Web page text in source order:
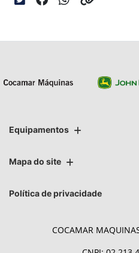
Equipamentos
Mapa do site
Política de privacidade
COCAMAR